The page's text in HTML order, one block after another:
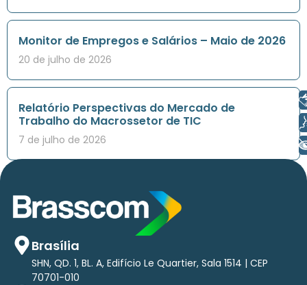
Monitor de Empregos e Salários – Maio de 2026
20 de julho de 2026
Relatório Perspectivas do Mercado de
Trabalho do Macrossetor de TIC
7 de julho de 2026
Brasília
SHN, QD. 1, BL. A, Edifício Le Quartier, Sala 1514 | CEP
70701-010